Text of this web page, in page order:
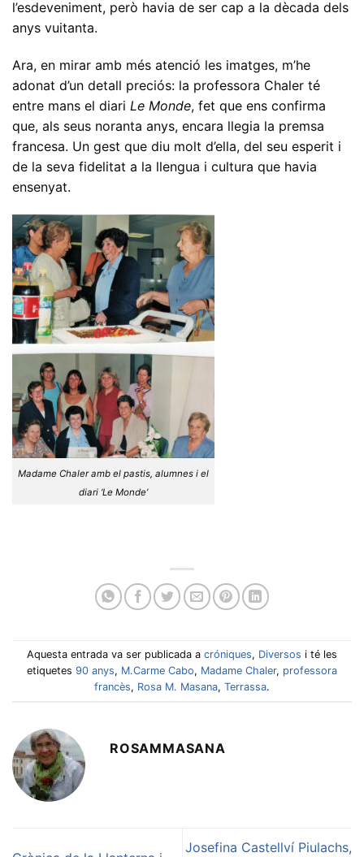
l’esdeveniment, però havia de ser cap a la dècada dels
anys vuitanta.
Ara, en mirar amb més atenció les imatges, m’he
adonat d’un detall preciós: la professora Chaler té
entre mans el diari Le Monde, fet que ens confirma
que, als seus noranta anys, encara llegia la premsa
francesa. Un gest que diu molt d’ella, del seu esperit i
de la seva fidelitat a la llengua i cultura que havia
ensenyat.
Madame Chaler amb el pastis, alumnes i el
diari ‘Le Monde’
Aquesta entrada va ser publicada a cróniques, Diversos i té les
etiquetes 90 anys, M.Carme Cabo, Madame Chaler, professora
francès, Rosa M. Masana, Terrassa.
ROSAMMASANA
Josefina Castellví Piulachs,